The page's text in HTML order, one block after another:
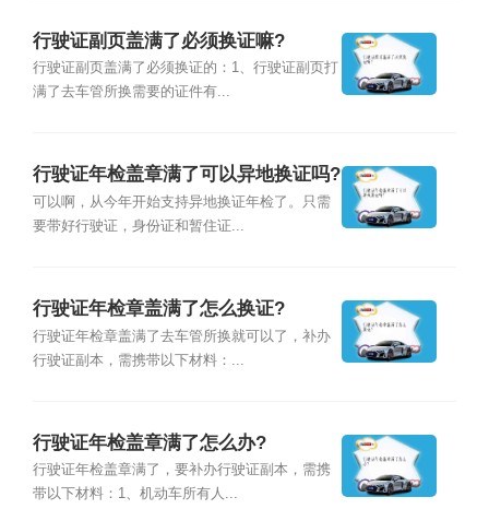
行驶证副页盖满了必须换证嘛?
行驶证副页盖满了必须换证的：1、行驶证副页打
满了去车管所换需要的证件有...
行驶证年检盖章满了可以异地换证吗?
可以啊，从今年开始支持异地换证年检了。只需
要带好行驶证，身份证和暂住证...
行驶证年检章盖满了怎么换证?
行驶证年检章盖满了去车管所换就可以了，补办
行驶证副本，需携带以下材料：...
行驶证年检盖章满了怎么办?
行驶证年检盖章满了，要补办行驶证副本，需携
带以下材料：1、机动车所有人...